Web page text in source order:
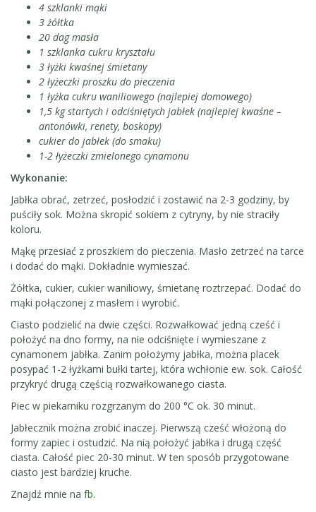
4 szklanki mąki
3 żółtka
20 dag masła
1 szklanka cukru kryształu
3 łyżki kwaśnej śmietany
2 łyżeczki proszku do pieczenia
1 łyżka cukru waniliowego (najlepiej domowego)
1,5 kg startych i odciśniętych jabłek (najlepiej kwaśne –
antonówki, renety, boskopy)
cukier do jabłek (do smaku)
1-2 łyżeczki zmielonego cynamonu
Wykonanie:
Jabłka obrać, zetrzeć, posłodzić i zostawić na 2-3 godziny, by
puściły sok. Można skropić sokiem z cytryny, by nie straciły
koloru.
Mąkę przesiać z proszkiem do pieczenia. Masło zetrzeć na tarce
i dodać do mąki. Dokładnie wymieszać.
Żółtka, cukier, cukier waniliowy, śmietanę roztrzepać. Dodać do
mąki połączonej z masłem i wyrobić.
Ciasto podzielić na dwie części. Rozwałkować jedną cześć i
położyć na dno formy, na nie odciśnięte i wymieszane z
cynamonem jabłka. Zanim położymy jabłka, można placek
posypać 1-2 łyżkami bułki tartej, która wchłonie ew. sok. Całość
przykryć drugą częścią rozwałkowanego ciasta.
Piec w piekarniku rozgrzanym do 200 °C ok. 30 minut.
Jabłecznik można zrobić inaczej. Pierwszą cześć włożoną do
formy zapiec i ostudzić. Na nią położyć jabłka i drugą część
ciasta. Całość piec 20-30 minut. W ten sposób przygotowane
ciasto jest bardziej kruche.
Znajdź mnie na fb.